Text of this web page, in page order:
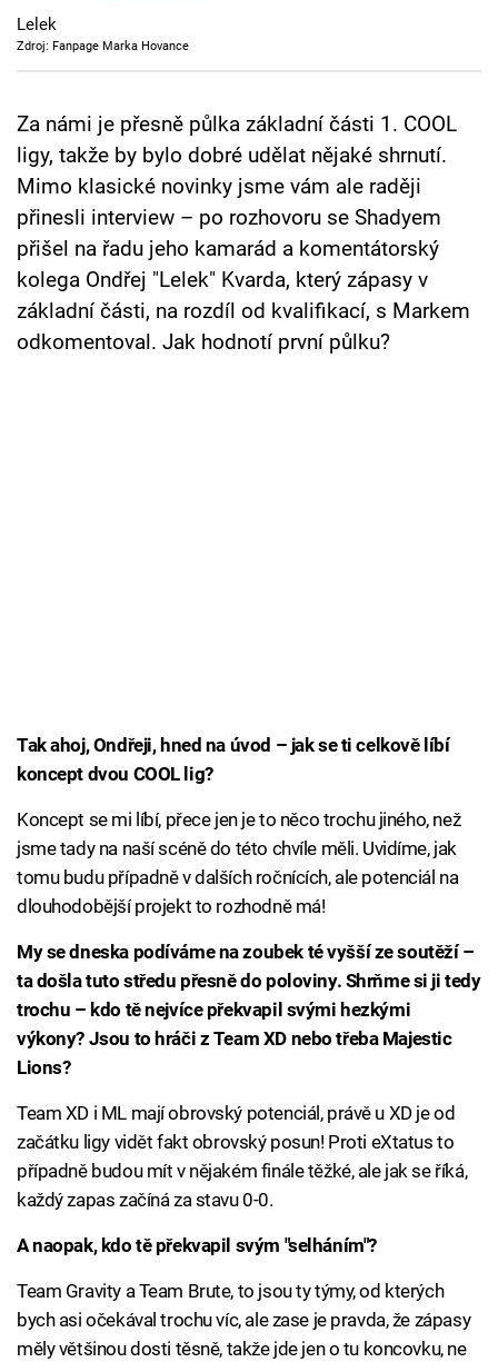
Cool Esport
Pořady
TV Program
Sledujte prima+
Přihlášení
Sledujte nás
Lelek
Zdroj: Fanpage Marka Hovance
Za námi je přesně půlka základní části 1. COOL
ligy, takže by bylo dobré udělat nějaké shrnutí.
Mimo klasické novinky jsme vám ale raději
přinesli interview – po rozhovoru se Shadyem
přišel na řadu jeho kamarád a komentátorský
kolega Ondřej "Lelek" Kvarda, který zápasy v
základní části, na rozdíl od kvalifikací, s Markem
odkomentoval. Jak hodnotí první půlku?
Tak ahoj, Ondřeji, hned na úvod – jak se ti celkově líbí
koncept dvou COOL lig?
Koncept se mi líbí, přece jen je to něco trochu jiného, než
jsme tady na naší scéně do této chvíle měli. Uvidíme, jak
tomu budu případně v dalších ročnících, ale potenciál na
dlouhodobější projekt to rozhodně má!
My se dneska podíváme na zoubek té vyšší ze soutěží –
ta došla tuto středu přesně do poloviny. Shrňme si ji tedy
trochu – kdo tě nejvíce překvapil svými hezkými
výkony? Jsou to hráči z Team XD nebo třeba Majestic
Lions?
Team XD i ML mají obrovský potenciál, právě u XD je od
začátku ligy vidět fakt obrovský posun! Proti eXtatus to
případně budou mít v nějakém finále těžké, ale jak se říká,
každý zapas začíná za stavu 0-0.
A naopak, kdo tě překvapil svým "selháním"?
Team Gravity a Team Brute, to jsou ty týmy, od kterých
bych asi očekával trochu víc, ale zase je pravda, že zápasy
měly většinou dosti těsně, takže jde jen o tu koncovku, ne